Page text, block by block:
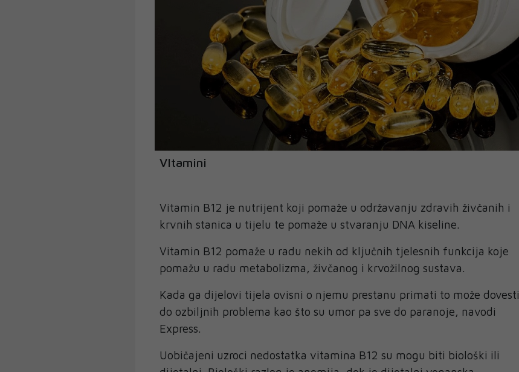
VItamini
Vitamin B12 je nutrijent koji pomaže u održavanju zdravih živčanih i
krvnih stanica u tijelu te pomaže u stvaranju DNA kiseline.
Vitamin B12 pomaže u radu nekih od ključnih tjelesnih funkcija koje
pomažu u radu metabolizma, živčanog i krvožilnog sustava.
Kada ga dijelovi tijela ovisni o njemu prestanu primati to može dovesti
do ozbiljnih problema kao što su umor pa sve do paranoje, navodi
Express.
Uobičajeni uzroci nedostatka vitamina B12 su mogu biti biološki ili